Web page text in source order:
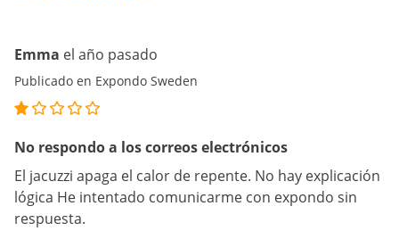
Emma el año pasado
Publicado en Expondo Sweden
No respondo a los correos electrónicos
El jacuzzi apaga el calor de repente. No hay explicación
lógica He intentado comunicarme con expondo sin
respuesta.